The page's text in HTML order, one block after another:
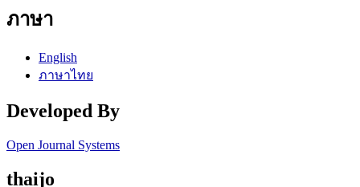
ภาษา
English
ภาษาไทย
Developed By
Open Journal Systems
thaijo